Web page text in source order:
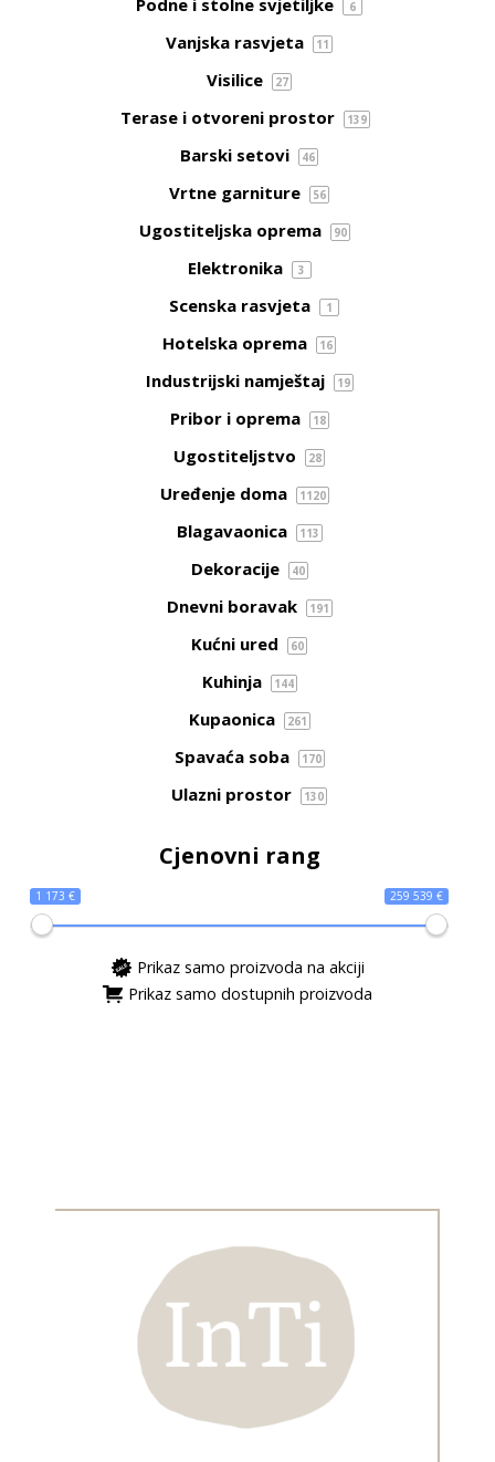
6
Vanjska rasvjeta 11
Visilice 27
Terase i otvoreni prostor 139
Barski setovi 46
Vrtne garniture 56
Ugostiteljska oprema 90
Elektronika 3
Scenska rasvjeta 1
Hotelska oprema 16
Industrijski namještaj 19
Pribor i oprema 18
Ugostiteljstvo 28
Uređenje doma 1120
Blagavaonica 113
Dekoracije 40
Dnevni boravak 191
Kućni ured 60
Kuhinja 144
Kupaonica 261
Spavaća soba 170
Ulazni prostor 130
Cjenovni rang
1 173 € 259 539 €
Prikaz samo proizvoda na akciji
Prikaz samo dostupnih proizvoda